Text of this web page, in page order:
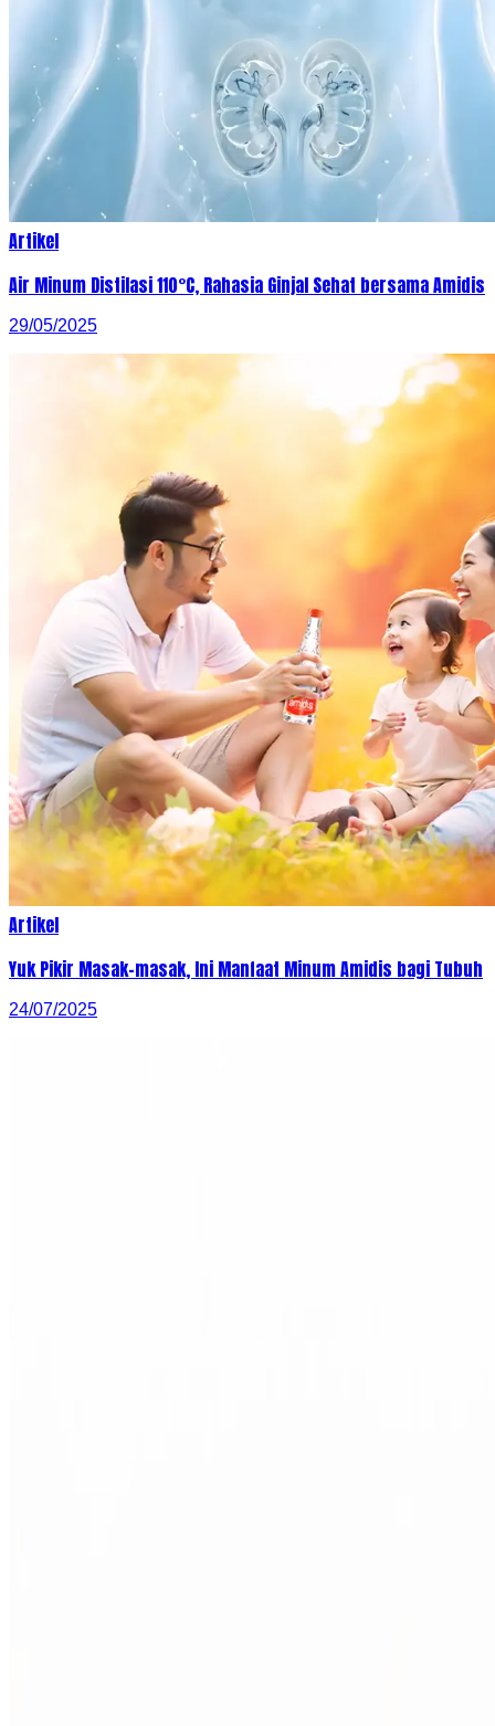
Artikel
Air Minum Distilasi 110°C, Rahasia Ginjal Sehat bersama Amidis
29/05/2025
Artikel
Yuk Pikir Masak-masak, Ini Manfaat Minum Amidis bagi Tubuh
24/07/2025